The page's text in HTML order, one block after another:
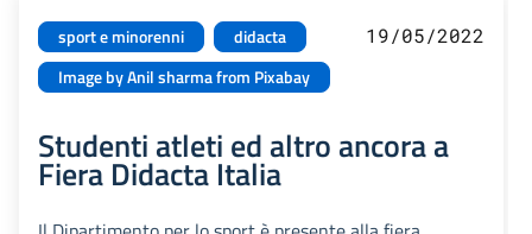
sport e minorenni
didacta
Image by Anil sharma from Pixabay
19/05/2022
Studenti atleti ed altro ancora a
Fiera Didacta Italia